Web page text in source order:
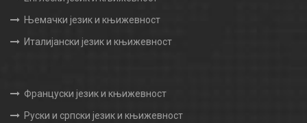
Њемачки језик и књижевност
Италијански језик и књижевност
Француски језик и књижевност
Руски и српски језик и књижевност